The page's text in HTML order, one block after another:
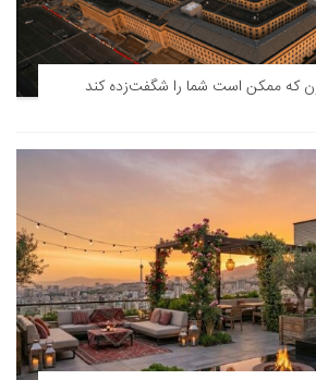
که ممکن است شما را شگفت‌زده کند